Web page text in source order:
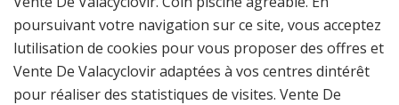
poursuivant votre navigation sur ce site, vous acceptez
lutilisation de cookies pour vous proposer des offres et
Vente De Valacyclovir adaptées à vos centres dintérêt
pour réaliser des statistiques de visites. Vente De